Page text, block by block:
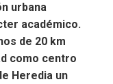
urbana
académico.
de 20 km
como centro
Heredia un